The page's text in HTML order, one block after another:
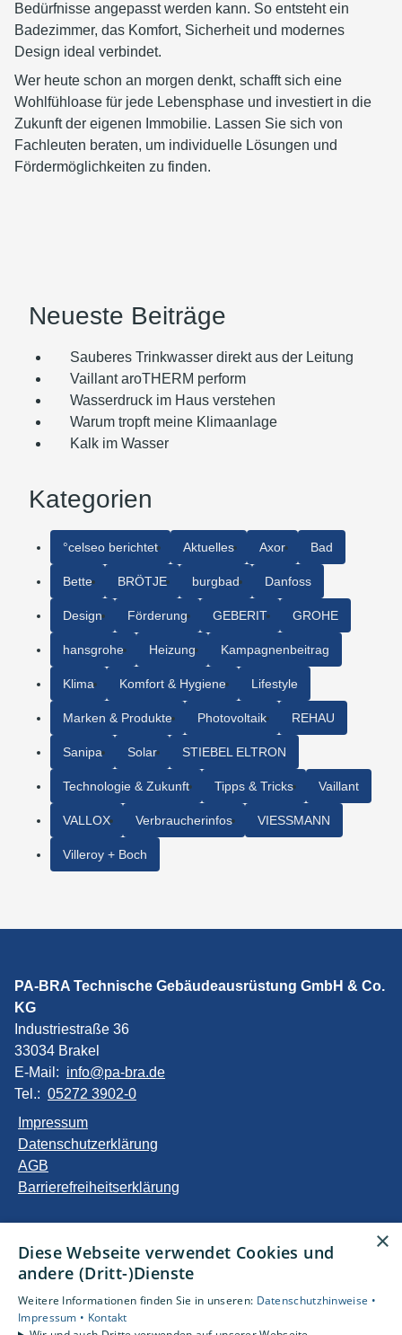
Bedürfnisse angepasst werden kann. So entsteht ein
Badezimmer, das Komfort, Sicherheit und modernes
Design ideal verbindet.
Wer heute schon an morgen denkt, schafft sich eine
Wohlfühloase für jede Lebensphase und investiert in die
Zukunft der eigenen Immobilie. Lassen Sie sich von
Fachleuten beraten, um individuelle Lösungen und
Fördermöglichkeiten zu finden.
Neueste Beiträge
Sauberes Trinkwasser direkt aus der Leitung
Vaillant aroTHERM perform
Wasserdruck im Haus verstehen
Warum tropft meine Klimaanlage
Kalk im Wasser
Kategorien
°celseo berichtet Aktuelles Axor Bad
Bette BRÖTJE burgbad Danfoss
Design Förderung GEBERIT GROHE
hansgrohe Heizung Kampagnenbeitrag
Klima Komfort & Hygiene Lifestyle
Marken & Produkte Photovoltaik REHAU
Sanipa Solar STIEBEL ELTRON
Technologie & Zukunft Tipps & Tricks Vaillant
VALLOX Verbraucherinfos VIESSMANN
Villeroy + Boch
PA-BRA Technische Gebäudeausrüstung GmbH & Co.
KG
Industriestraße 36
33034 Brakel
E-Mail: info@pa-bra.de
Tel.: 05272 3902-0
Impressum
Datenschutzerklärung
AGB
Barrierefreiheitserklärung
Privatkunden
Gewerbekunden
Karriere
Unternehmen
×
Diese Webseite verwendet Cookies und
andere (Dritt-)Dienste
Weitere Informationen finden Sie in unseren: Datenschutzhinweise •
Impressum • Kontakt